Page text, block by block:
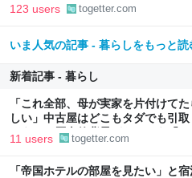
とホテル代』の怒りがどうしても先
123 users togetter.com
いま人気の記事 - 暮らしをもっと読
新着記事 - 暮らし
「これ全部、母が実家を片付けて
しい」中古屋はどこもタダでも引
どうやら歴史的背景がありそう「ジ
11 users togetter.com
「帝国ホテルの部屋を見たい」と